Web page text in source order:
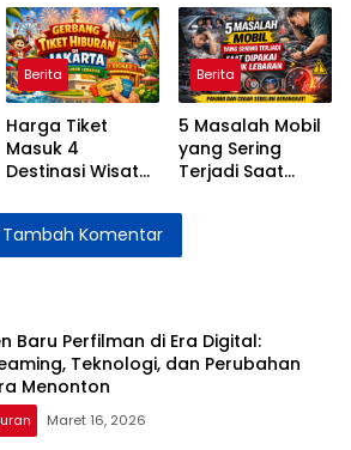
Besar MCU
Segera Dimulai
2026 di ICE BSD
Dipastikan Bikin
MY Histeris
Berita
Harga Tiket
Masuk 4
Destinasi Wisata
Libur Lebaran
2026
Berita
5 Masalah Mobil
yang Sering
Terjadi Saat
Lebaran dan
Mengatasinya
Tambah Komentar
Baru Perfilman di Era Digital:
Teknologi, dan Perubahan
Menonton
Maret 16, 2026